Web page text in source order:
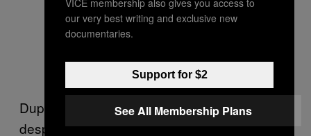
După aceea, am putea vorbi foarte mult
despre felul în care s-au cheltuit banii publici
our very best writing and exclusive new
documentaries.
Support for $2
See All Membership Plans